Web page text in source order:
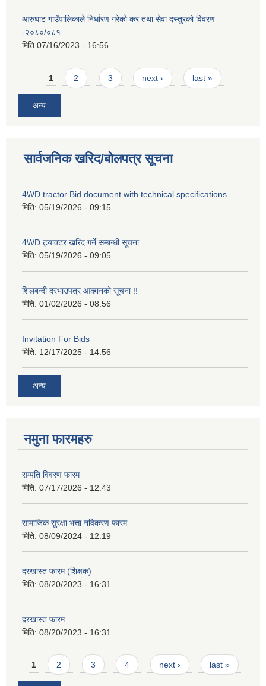
आरुघाट गाउँपालिकाले निर्धारण गरेको कर तथा सेवा दस्तुरको विवरण
-२०८०/०८१
मिति 07/16/2023 - 16:56
Pages
1 2 3 next › last »
अन्य
सार्वजनिक खरिद/बोलपत्र सूचना
4WD tractor Bid document with technical specifications
मिति: 05/19/2026 - 09:15
4WD ट्याक्टर खरिद गर्ने सम्बन्धी सूचना
मिति: 05/19/2026 - 09:05
शिलबन्दी दरभाउपत्र आव्हानको सूचना !!
मिति: 01/02/2026 - 08:56
Invitation For Bids
मिति: 12/17/2025 - 14:56
अन्य
नमुना फारमहरु
सम्पति विवरण फारम
मिति: 07/17/2026 - 12:43
सामाजिक सुरक्षा भत्ता नविकरण फारम
मिति: 08/09/2024 - 12:19
दरखास्त फारम (शिक्षक)
मिति: 08/20/2023 - 16:31
दरखास्त फारम
मिति: 08/20/2023 - 16:31
Pages
1 2 3 4 next › last »